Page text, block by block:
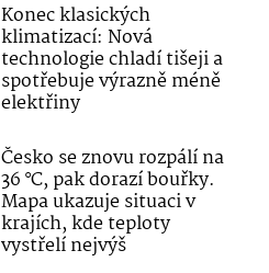
Konec klasických
klimatizací: Nová
technologie chladí tišeji a
spotřebuje výrazně méně
elektřiny
Česko se znovu rozpálí na
36 °C, pak dorazí bouřky.
Mapa ukazuje situaci v
krajích, kde teploty
vystřelí nejvýš